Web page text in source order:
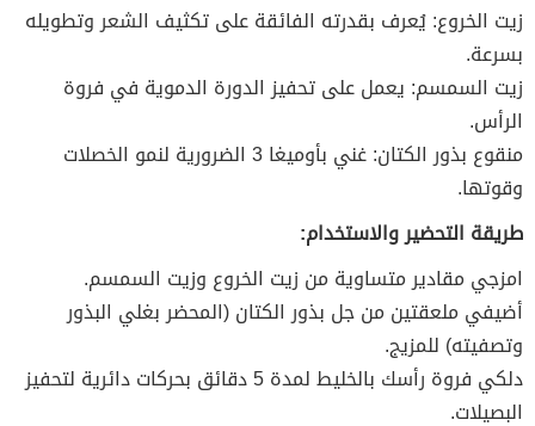
زيت الخروع: يُعرف بقدرته الفائقة على تكثيف الشعر وتطويله
بسرعة.
زيت السمسم: يعمل على تحفيز الدورة الدموية في فروة
الرأس.
منقوع بذور الكتان: غني بأوميغا 3 الضرورية لنمو الخصلات
وقوتها.
طريقة التحضير والاستخدام:
امزجي مقادير متساوية من زيت الخروع وزيت السمسم.
أضيفي ملعقتين من جل بذور الكتان (المحضر بغلي البذور
وتصفيته) للمزيج.
دلكي فروة رأسك بالخليط لمدة 5 دقائق بحركات دائرية لتحفيز
البصيلات.